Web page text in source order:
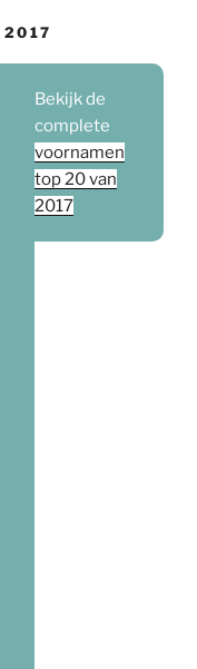
2017
Bekijk de
complete
voornamen
top 20 van
2017